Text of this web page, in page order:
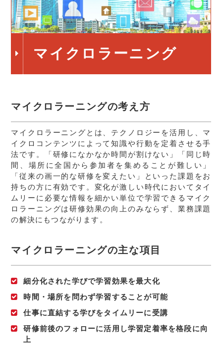
マイクロラーニング
マイクロラーニングの考え方
マイクロラーニングとは、テクノロジーを活用し、マ
イクロコンテンツによって知識や行動を定着させる手
法です。「研修になかなか時間が割けない」「同じ時
間、場所に全国から参加者を集めることが難しい」
「従来の画一的な研修を変えたい」といった課題をお
持ちの方に有効です。変化が激しい時代においてタイ
ムリーに必要な情報を細かい単位で学習できるマイク
ロラーニングは研修効果の向上のみならず、業務課題
の解決にもつながります。
マイクロラーニングの主な項目
細分化された学びで学習効果を最大化
時間・場所を問わず学習することが可能
仕事に直結する学びをタイムリーに受講
研修前後のフォローに活用し学習定着率を格段に向
上